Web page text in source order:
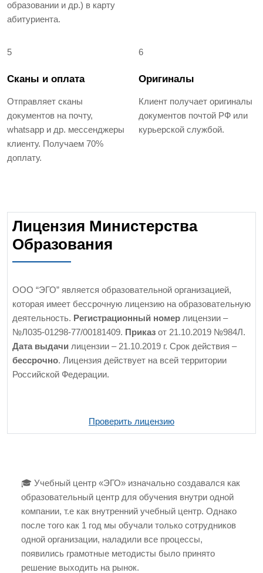
образовании и др.) в карту
абитуриента.
5
Сканы и оплата
Отправляет сканы
документов на почту,
whatsapp и др. мессенджеры
клиенту. Получаем 70%
доплату.
6
Оригиналы
Клиент получает оригиналы
документов почтой РФ или
курьерской службой.
Лицензия Министерства
Образования
ООО “ЭГО” является образовательной организацией,
которая имеет бессрочную лицензию на образовательную
деятельность. Регистрационный номер лицензии –
№Л035-01298-77/00181409. Приказ от 21.10.2019 №984Л.
Дата выдачи лицензии – 21.10.2019 г. Срок действия –
бессрочно. Лицензия действует на всей территории
Российской Федерации.
Проверить лицензию
🎓 Учебный центр «ЭГО» изначально создавался как
образовательный центр для обучения внутри одной
компании, т.е как внутренний учебный центр. Однако
после того как 1 год мы обучали только сотрудников
одной организации, наладили все процессы,
появились грамотные методисты было принято
решение выходить на рынок.